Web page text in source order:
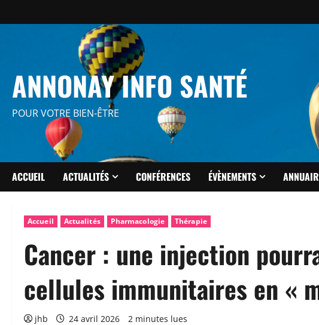
au
ANNONAY INFO SANTÉ
POUR VOTRE BIEN-ÊTRE
ACCUEIL ACTUALITÉS CONFÉRENCES ÉVÈNEMENTS
Accueil Actualités Pharmacologie Thérapie
Cancer : une injection
cellules immunitaires en «
jhb 24 avril 2026 2 minutes lues